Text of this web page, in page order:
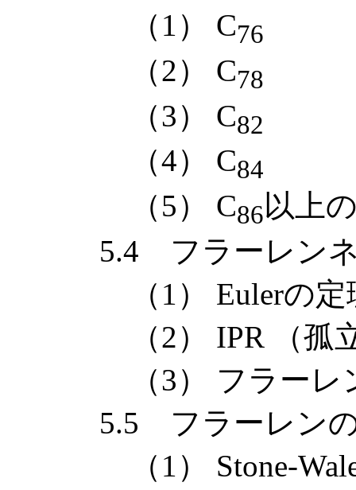
（1） C76
（2） C78
（3） C82
（4） C84
（5） C86以上
5.4 フラーレンネ
（1） Eulerの定
（2） IPR （孤立
（3） フラーレン
5.5 フラーレンの
（1） Stone-